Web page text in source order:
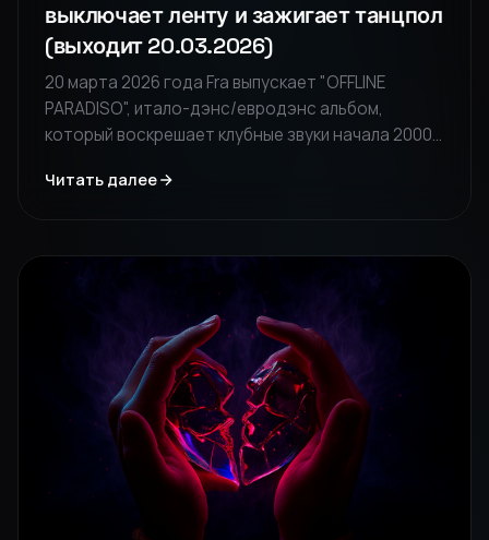
выключает ленту и зажигает танцпол
(выходит 20.03.2026)
20 марта 2026 года Fra выпускает "OFFLINE
PARADISO", итало-дэнс/евродэнс альбом,
который воскрешает клубные звуки начала 2000-
путешествие между экранной тревогой и
себя человеческий контакт.
Читать далее